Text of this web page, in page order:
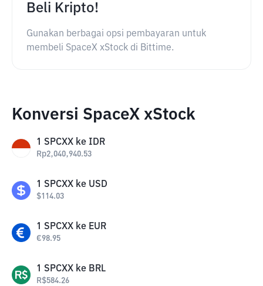
Beli Kripto!
Gunakan berbagai opsi pembayaran untuk
membeli SpaceX xStock di Bittime.
Konversi SpaceX xStock
1 SPCXX ke IDR
Rp2,040,940.53
1 SPCXX ke USD
$114.03
1 SPCXX ke EUR
€98.95
1 SPCXX ke BRL
R$584.26